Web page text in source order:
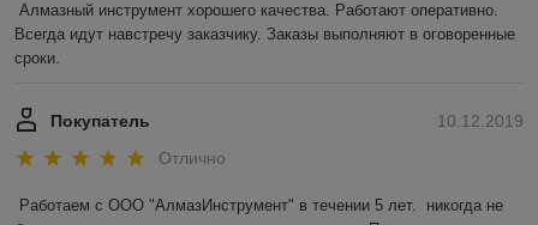
Алмазный инструмент хорошего качества. Работают оперативно.
Всегда идут навстречу заказчику. Заказы выполняют в оговоренные
сроки.
10.12.2019
Покупатель
Отлично
Работаем с ООО "АлмазИнструмент" в течении 5 лет.  никогда не